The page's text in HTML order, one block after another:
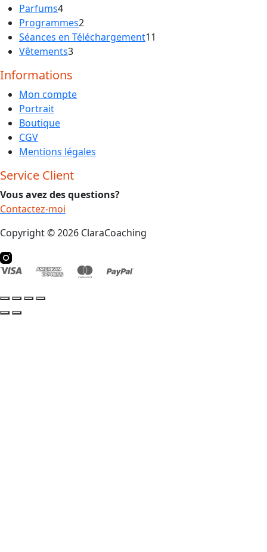
Parfums44
produits
Programmes2
produits
Séances en Téléchargement11
Vêtements33
Informations
Mon compte
Portrait
Boutique
CGV
Mentions légales
Service Client
Vous avez des questions?
Contactez-moi
Copyright © 2026 ClaraCoaching